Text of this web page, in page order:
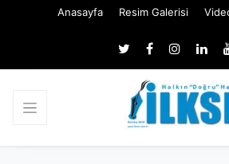
Anasayfa Resim Galerisi